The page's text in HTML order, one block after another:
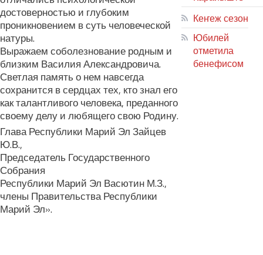
достоверностью и глубоким
проникновением в суть человеческой
натуры.
Выражаем соболезнование родным и
близким Василия Александровича.
Светлая память о нем навсегда
сохранится в сердцах тех, кто знал его
как талантливого человека, преданного
своему делу и любящего свою Родину.
Глава Республики Марий Эл Зайцев
Ю.В.,
Председатель Государственного
Собрания
Республики Марий Эл Васютин М.З.,
члены Правительства Республики
Марий Эл».
Кеҥеж сезон
Юбилей
отметила
бенефисом